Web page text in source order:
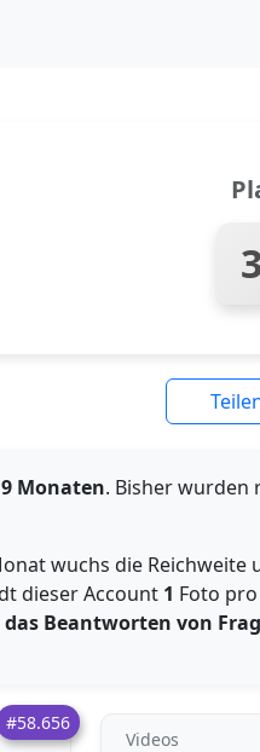
Monaten. Bisher wurden
wuchs die Reichweite
dieser Account 1 Foto
das Beantworten von
#58.656
Videos